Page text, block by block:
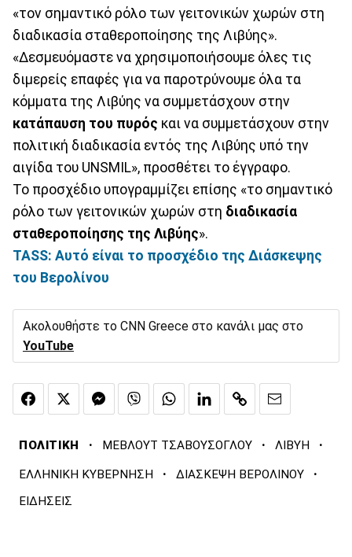
«τον σημαντικό ρόλο των γειτονικών χωρών στη
διαδικασία σταθεροποίησης της Λιβύης».
«Δεσμευόμαστε να χρησιμοποιήσουμε όλες τις
διμερείς επαφές για να παροτρύνουμε όλα τα
κόμματα της Λιβύης να συμμετάσχουν στην
κατάπαυση του πυρός και να συμμετάσχουν στην
πολιτική διαδικασία εντός της Λιβύης υπό την
αιγίδα του UNSMIL», προσθέτει το έγγραφο.
Το προσχέδιο υπογραμμίζει επίσης «το σημαντικό
ρόλο των γειτονικών χωρών στη διαδικασία
σταθεροποίησης της Λιβύης».
TASS: Αυτό είναι το προσχέδιο της Διάσκεψης
του Βερολίνου
Ακολουθήστε το CNN Greece στο κανάλι μας στο
YouTube
ΠΟΛΙΤΙΚΗ · ΜΕΒΛΟΥΤ ΤΣΑΒΟΥΣΟΓΛΟΥ · ΛΙΒΥΗ ·
ΕΛΛΗΝΙΚΗ ΚΥΒΕΡΝΗΣΗ · ΔΙΑΣΚΕΨΗ ΒΕΡΟΛΙΝΟΥ ·
ΕΙΔΗΣΕΙΣ